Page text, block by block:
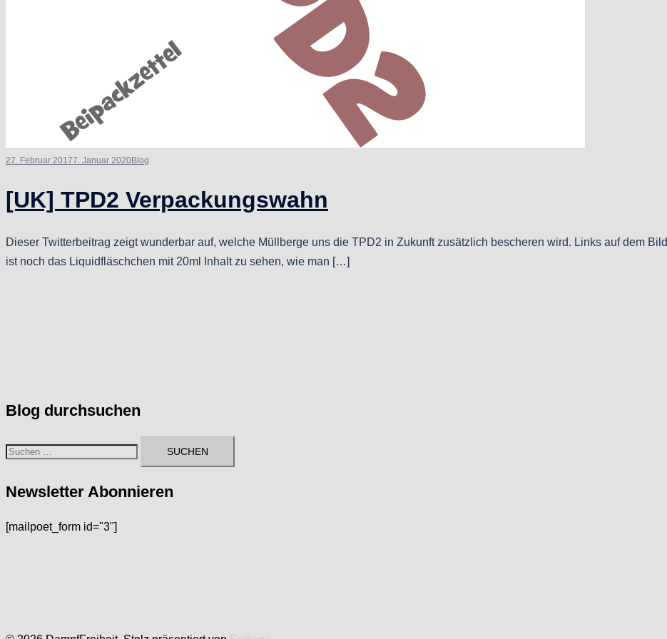
27. Februar 20177. Januar 2020 Blog
[UK] TPD2 Verpackungswahn
Dieser Twitterbeitrag zeigt wunderbar auf, welche Müllberge uns die TPD2 in Zukunft zusätzlich bescheren wird. Links auf dem Bild
ist noch das Liquidfläschchen mit 20ml Inhalt zu sehen, wie man […]
Blog durchsuchen
Suchen
Newsletter Abonnieren
[mailpoet_form id="3"]